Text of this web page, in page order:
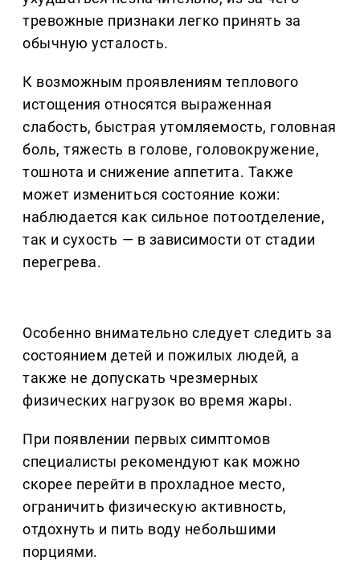
тревожные признаки легко принять за
обычную усталость.
К возможным проявлениям теплового
истощения относятся выраженная
слабость, быстрая утомляемость, головная
боль, тяжесть в голове, головокружение,
тошнота и снижение аппетита. Также
может измениться состояние кожи:
наблюдается как сильное потоотделение,
так и сухость — в зависимости от стадии
перегрева.
Особенно внимательно следует следить за
состоянием детей и пожилых людей, а
также не допускать чрезмерных
физических нагрузок во время жары.
При появлении первых симптомов
специалисты рекомендуют как можно
скорее перейти в прохладное место,
ограничить физическую активность,
отдохнуть и пить воду небольшими
порциями.